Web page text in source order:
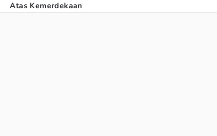
Atas Kemerdekaan